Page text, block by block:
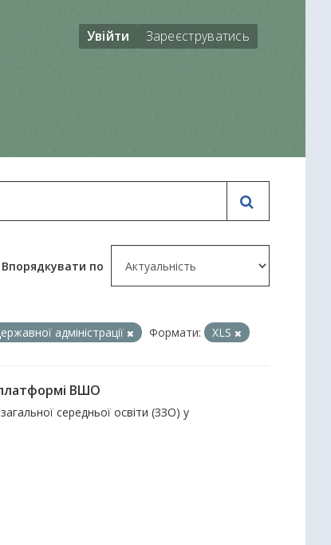
Увійти Зареєструватись
Впорядкувати по
адміністрації Формати: XLS
платформі ВШО
середньої освіти (ЗЗО) у